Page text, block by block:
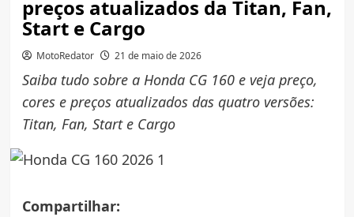
preços atualizados da Titan, Fan,
Start e Cargo
MotoRedator 21 de maio de 2026
Saiba tudo sobre a Honda CG 160 e veja preço,
cores e preços atualizados das quatro versões:
Titan, Fan, Start e Cargo
Compartilhar: